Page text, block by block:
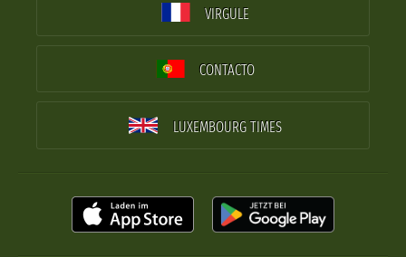
VIRGULE
CONTACTO
LUXEMBOURG TIMES